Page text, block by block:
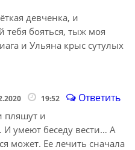
девченка, и
тебя бояться, тыж моя
и Ульяна крыс сутулых
19:52 Ответить
пляшут и
умеют беседу вести… А
может. Ее лечить сначала